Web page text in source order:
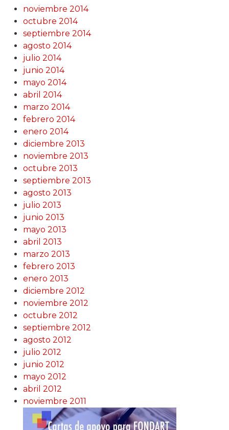
noviembre 2014
octubre 2014
septiembre 2014
agosto 2014
julio 2014
junio 2014
mayo 2014
abril 2014
marzo 2014
febrero 2014
enero 2014
diciembre 2013
noviembre 2013
octubre 2013
septiembre 2013
agosto 2013
julio 2013
junio 2013
mayo 2013
abril 2013
marzo 2013
febrero 2013
enero 2013
diciembre 2012
noviembre 2012
octubre 2012
septiembre 2012
agosto 2012
julio 2012
junio 2012
mayo 2012
abril 2012
noviembre 2011